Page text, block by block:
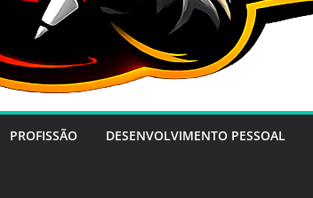
PROFISSÃO DESENVOLVIMENTO PESSOAL